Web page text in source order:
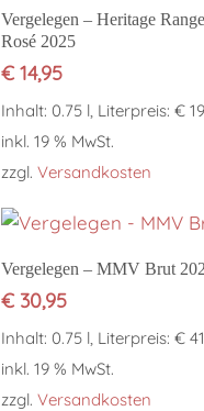
In den Warenkorb
Vergelegen – Heritage
Rosé 2025
€14,95
Inhalt: 0.75 l, Literpreis: €
inkl. 19 % MwSt.
zzgl.Versandkosten
In den
Vergelegen – MMV Brut
€30,95
Inhalt: 0.75 l, Literpreis: €
inkl. 19 % MwSt.
zzgl.Versandkosten